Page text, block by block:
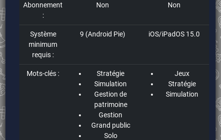
Abonnement
:
Non Non
Système
minimum
requis :
9 (Android Pie) iOS/iPadOS 15.0
Mots-clés :
Stratégie
Simulation
Gestion de
patrimoine
Gestion
Grand public
Solo
Jeux
Stratégie
Simulation